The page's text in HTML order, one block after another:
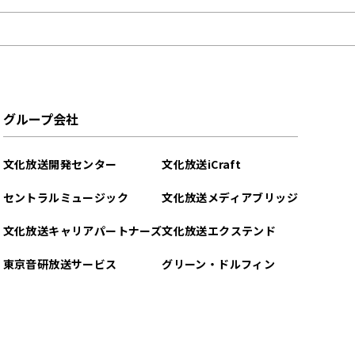
グループ会社
文化放送開発センター
セントラルミュージック
文化放送キャリアパートナーズ
東京音研放送サービス
文化放送iCraft
文化放送メディアブリッジ
文化放送エクステンド
グリーン・ドルフィン